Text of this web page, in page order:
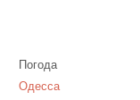
Погода
Одесса